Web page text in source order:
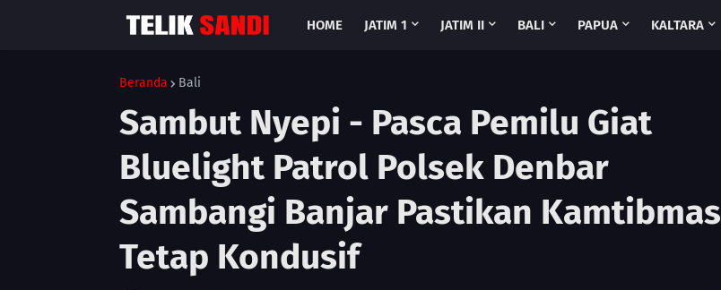
HOME JATIM 1 JATIM II BALI PAPUA KALTARA
Beranda Bali
Sambut Nyepi - Pasca Pemilu Giat
Bluelight Patrol Polsek Denbar
Sambangi Banjar Pastikan Kamtibmas
Tetap Kondusif